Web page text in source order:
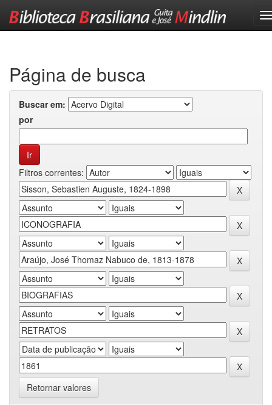
Página de busca
Buscar em:
por
Filtros correntes:
Retornar valores